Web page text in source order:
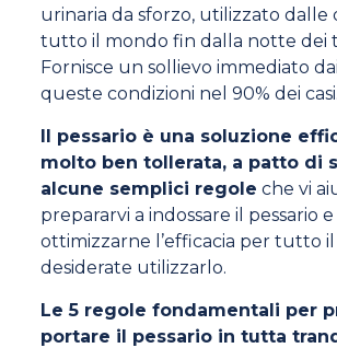
urinaria da sforzo, utilizzato dalle
tutto il mondo fin dalla notte dei
Fornisce un sollievo immediato
queste condizioni nel 90% dei casi.
Il pessario è una soluzione
molto ben tollerata, a patto di
alcune semplici regole che vi
prepararvi a indossare il pessario e
ottimizzarne l’efficacia per tutto
desiderate utilizzarlo.
Le 5 regole fondamentali per
portare il pessario in tutta